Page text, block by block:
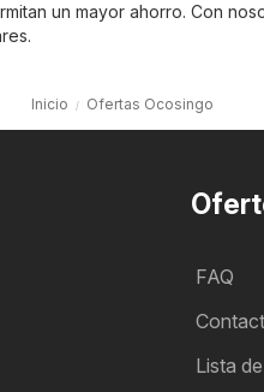
un mayor ahorro. Con
Inicio Ofertas Ocosingo
FAQ
Lista